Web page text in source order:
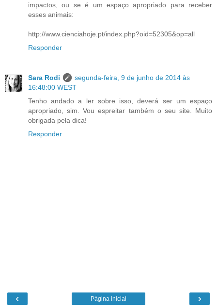
impactos, ou se é um espaço apropriado para receber
esses animais:
http://www.cienciahoje.pt/index.php?oid=52305&op=all
Responder
Sara Rodi
segunda-feira, 9 de junho de 2014 às
16:48:00 WEST
Tenho andado a ler sobre isso, deverá ser um espaço
apropriado, sim. Vou espreitar também o seu site. Muito
obrigada pela dica!
Responder
‹ ›
Página inicial